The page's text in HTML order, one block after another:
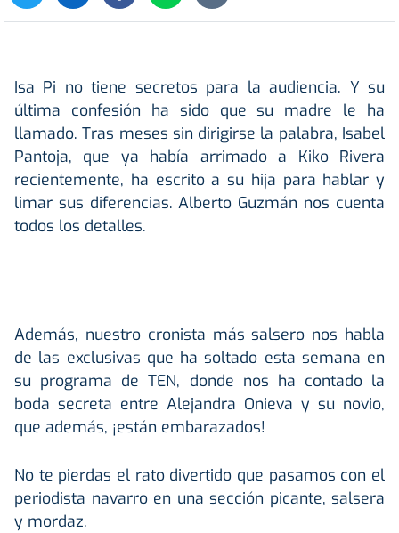
Isa Pi no tiene secretos para la audiencia. Y su
última confesión ha sido que su madre le ha
llamado. Tras meses sin dirigirse la palabra, Isabel
Pantoja, que ya había arrimado a Kiko Rivera
recientemente, ha escrito a su hija para hablar y
limar sus diferencias. Alberto Guzmán nos cuenta
todos los detalles.
Además, nuestro cronista más salsero nos habla
de las exclusivas que ha soltado esta semana en
su programa de TEN, donde nos ha contado la
boda secreta entre Alejandra Onieva y su novio,
que además, ¡están embarazados!
No te pierdas el rato divertido que pasamos con el
periodista navarro en una sección picante, salsera
y mordaz.